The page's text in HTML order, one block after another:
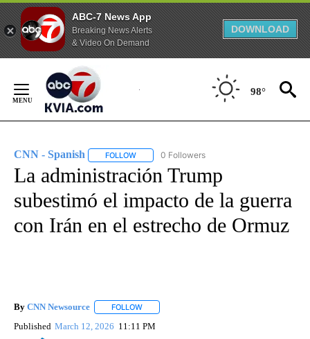
ABC-7 News App
Breaking News Alerts
& Video On Demand
DOWNLOAD
Content
98°
CNN - Spanish FOLLOW FOLLOW "CNN - SPANISH" TO RECEIVE
0 Followers
La administración Trump
subestimó el impacto de la guerra
con Irán en el estrecho de Ormuz
By CNN Newsource FOLLOW
Published March 12, 2026 11:11 PM